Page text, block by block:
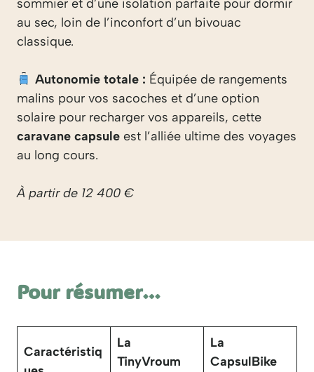
sommier et d’une isolation parfaite pour dormir
au sec, loin de l’inconfort d’un bivouac
classique.
Autonomie totale : Équipée de rangements
malins pour vos sacoches et d’une option
solaire pour recharger vos appareils, cette
caravane capsule est l’alliée ultime des voyages
au long cours.
À partir de 12 400 €
Pour résumer…
Caractéristiq
La
TinyVroum
La
CapsulBike